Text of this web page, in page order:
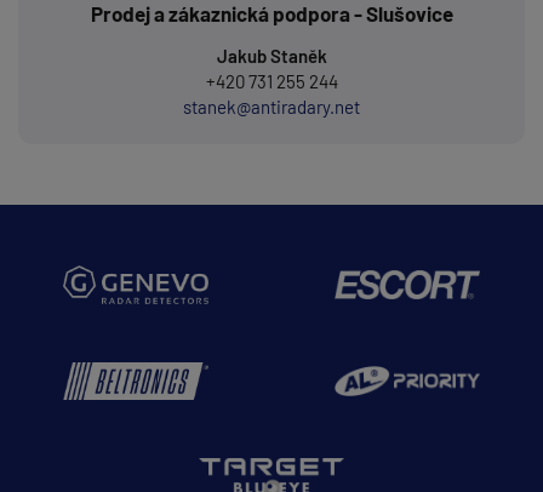
Prodej a zákaznická podpora - Slušovice
Jakub Staněk
+420 731 255 244
stanek@antiradary.net